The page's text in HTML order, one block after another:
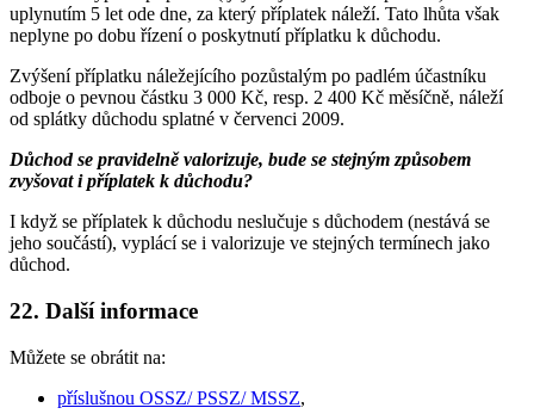
uplynutím 5 let ode dne, za který příplatek náleží. Tato lhůta však
neplyne po dobu řízení o poskytnutí příplatku k důchodu.
Zvýšení příplatku náležejícího pozůstalým po padlém účastníku
odboje o pevnou částku 3 000 Kč, resp. 2 400 Kč měsíčně, náleží
od splátky důchodu splatné v červenci 2009.
Důchod se pravidelně valorizuje, bude se stejným způsobem
zvyšovat i příplatek k důchodu?
I když se příplatek k důchodu neslučuje s důchodem (nestává se
jeho součástí), vyplácí se i valorizuje ve stejných termínech jako
důchod.
22. Další informace
Můžete se obrátit na:
příslušnou OSSZ/ PSSZ/ MSSZ,